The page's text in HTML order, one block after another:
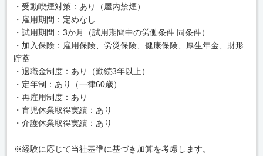
・受動喫煙対策：あり（屋内禁煙）
・雇用期間：定めなし
・試用期間：3か月（試用期間中の労働条件 同条件）
・加入保険：雇用保険、労災保険、健康保険、厚生年金、財形
貯蓄
・退職金制度：あり（勤続3年以上）
・定年制：あり（一律60歳）
・再雇用制度：あり
・育児休業取得実績：あり
・介護休業取得実績：あり
※経験に応じて当社基準に基づき加算を考慮します。